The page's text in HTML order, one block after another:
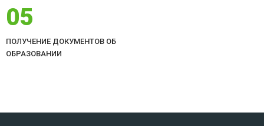
05
ПОЛУЧЕНИЕ ДОКУМЕНТОВ ОБ
ОБРАЗОВАНИИ